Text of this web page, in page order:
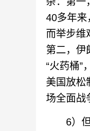
40多年来
而举步维
第二，伊
“火药桶”
美国放松
场全面战
6）但